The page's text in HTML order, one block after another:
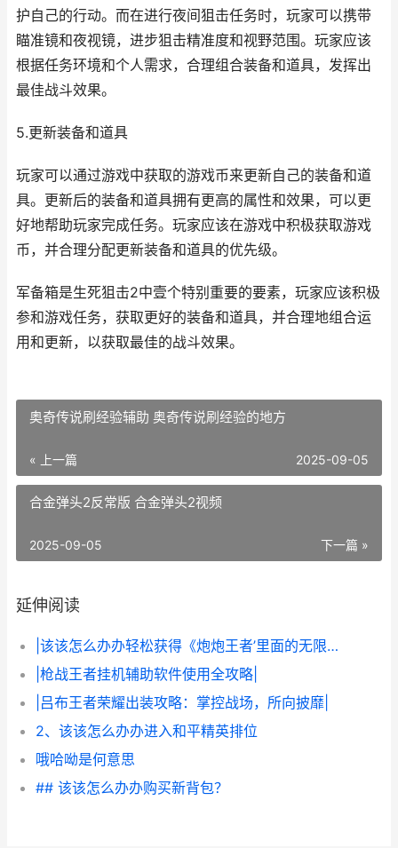
护自己的行动。而在进行夜间狙击任务时，玩家可以携带
瞄准镜和夜视镜，进步狙击精准度和视野范围。玩家应该
根据任务环境和个人需求，合理组合装备和道具，发挥出
最佳战斗效果。
5.更新装备和道具
玩家可以通过游戏中获取的游戏币来更新自己的装备和道
具。更新后的装备和道具拥有更高的属性和效果，可以更
好地帮助玩家完成任务。玩家应该在游戏中积极获取游戏
币，并合理分配更新装备和道具的优先级。
军备箱是生死狙击2中壹个特别重要的要素，玩家应该积极
参和游戏任务，获取更好的装备和道具，并合理地组合运
用和更新，以获取最佳的战斗效果。
奥奇传说刷经验辅助 奥奇传说刷经验的地方
« 上一篇 2025-09-05
合金弹头2反常版 合金弹头2视频
下一篇 »
2025-09-05
延伸阅读
|该该怎么办办轻松获得《炮炮王者’里面的无限金币和星星|
|枪战王者挂机辅助软件使用全攻略|
|吕布王者荣耀出装攻略：掌控战场，所向披靡|
2、该该怎么办办进入和平精英排位
哦哈呦是何意思
## 该该怎么办办购买新背包？